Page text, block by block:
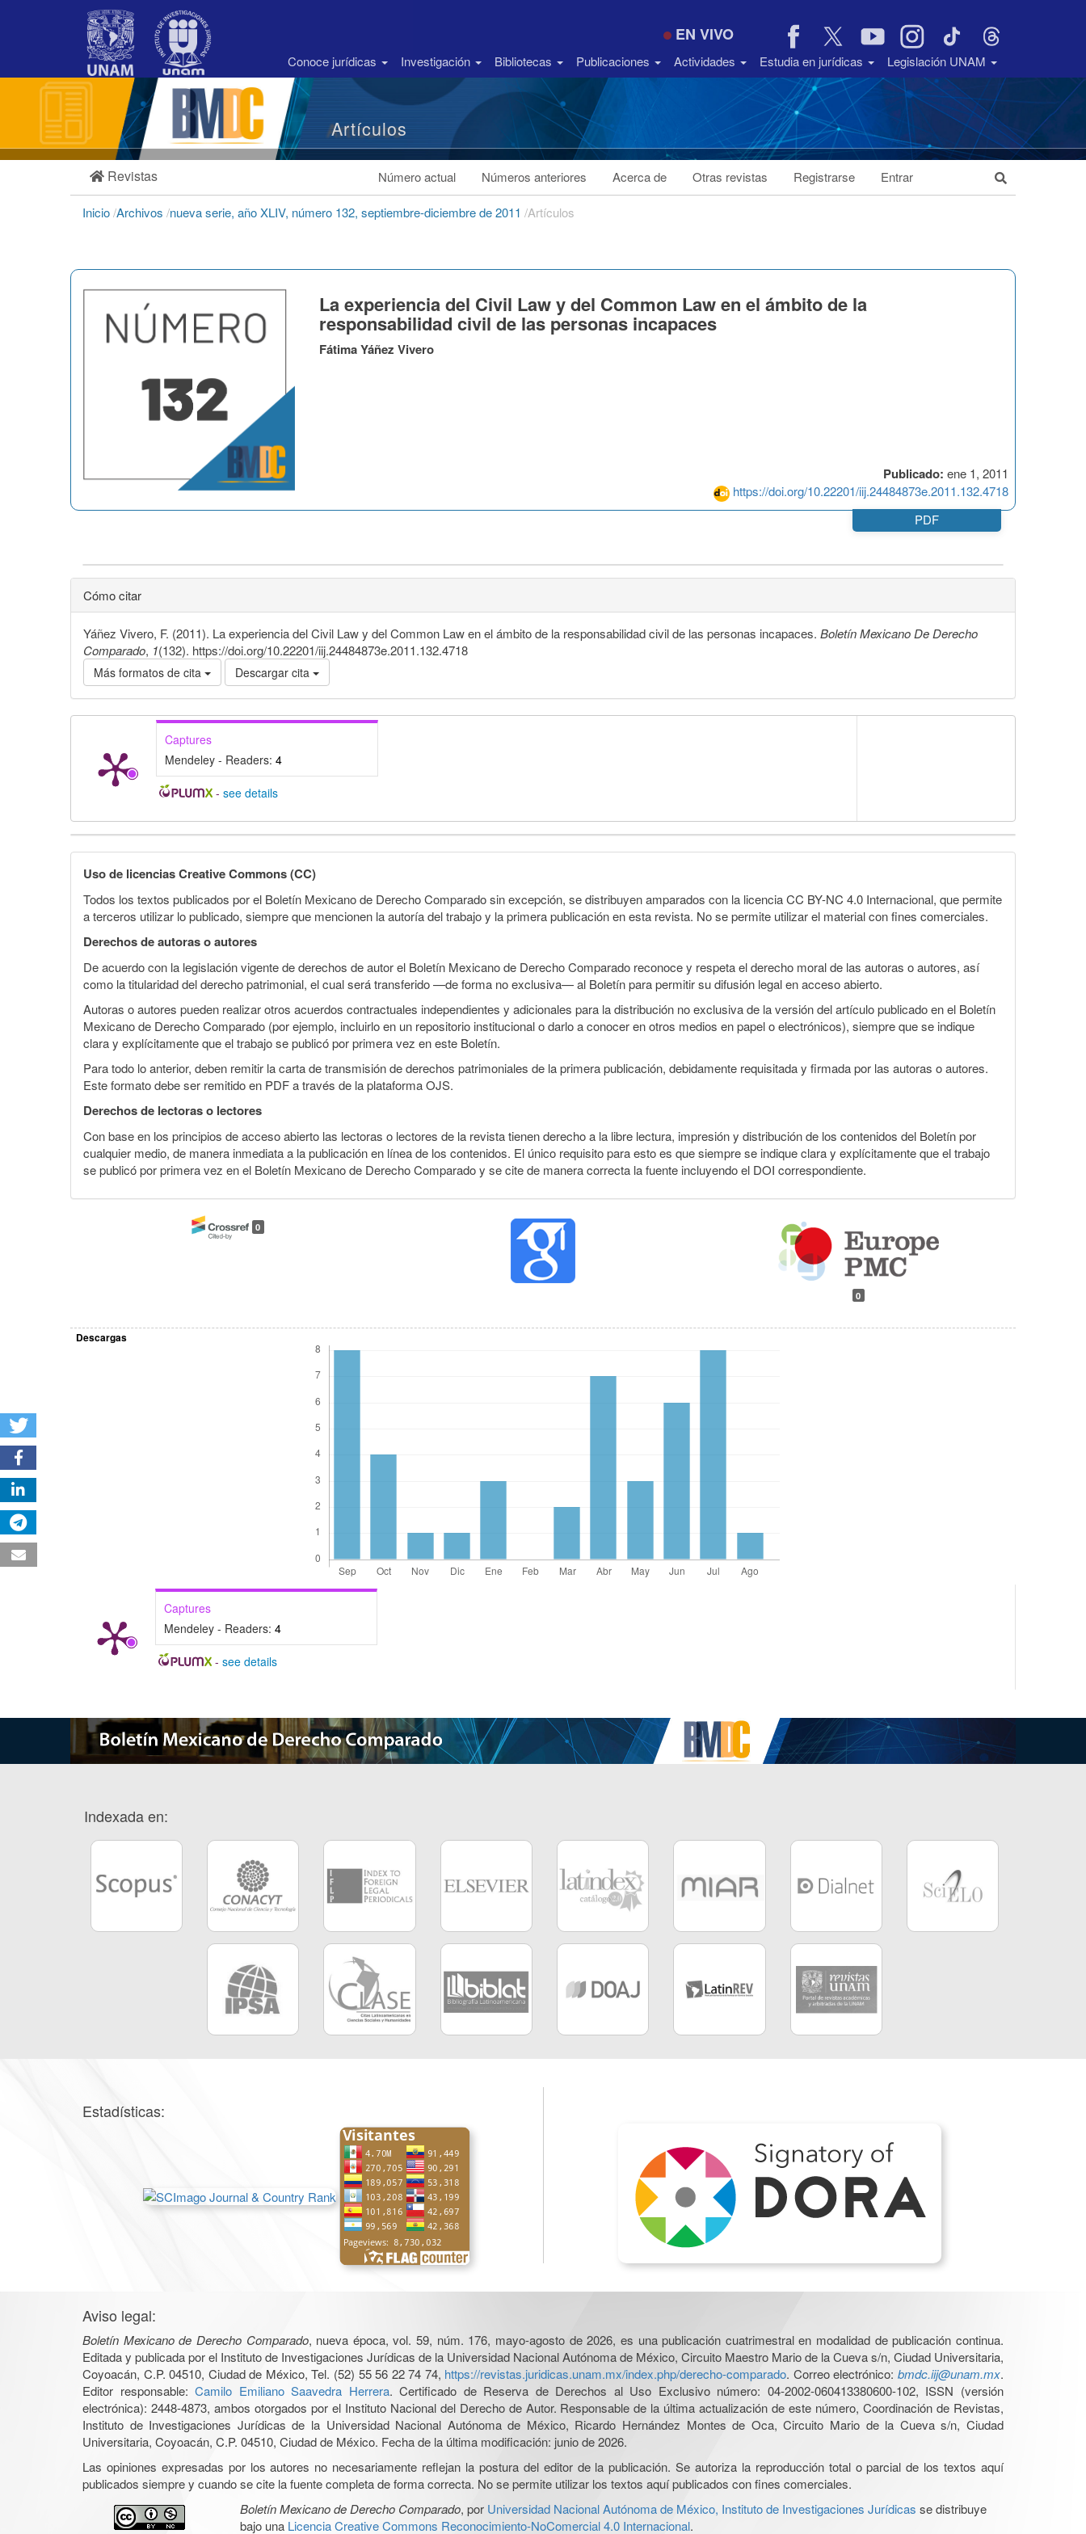
Barra
EN VIVO
Conoce jurídicas Investigación Bibliotecas Publicaciones Actividades Estudia en jurídicas Legislación UNAM
Artículos
Revistas Número actual Números anteriores Acerca de Otras revistas Registrarse Entrar
Inicio/Archivos /nueva serie, año XLIV, número 132, septiembre-diciembre de 2011 /Artículos
Publicado: ene 1, 2011
https://doi.org/10.22201/iij.24484873e.2011.132.4718
La experiencia del Civil Law y del Common Law en el ámbito de la
responsabilidad civil de las personas incapaces
Fátima Yáñez Vivero
PDF
Cómo citar
Yáñez Vivero, F. (2011). La experiencia del Civil Law y del Common Law en el ámbito de la responsabilidad civil de las personas incapaces. Boletín Mexicano De Derecho
Comparado, 1(132). https://doi.org/10.22201/iij.24484873e.2011.132.4718
Más formatos de cita Descargar cita
Captures
Mendeley - Readers: 4
- see details
Detalles
del
artículo
Uso de licencias Creative Commons (CC)
Todos los textos publicados por el Boletín Mexicano de Derecho Comparado sin excepción, se distribuyen amparados con la licencia CC BY-NC 4.0 Internacional, que permite
a terceros utilizar lo publicado, siempre que mencionen la autoría del trabajo y la primera publicación en esta revista. No se permite utilizar el material con fines comerciales.
Derechos de autoras o autores
De acuerdo con la legislación vigente de derechos de autor el Boletín Mexicano de Derecho Comparado reconoce y respeta el derecho moral de las autoras o autores, así
como la titularidad del derecho patrimonial, el cual será transferido —de forma no exclusiva— al Boletín para permitir su difusión legal en acceso abierto.
Autoras o autores pueden realizar otros acuerdos contractuales independientes y adicionales para la distribución no exclusiva de la versión del artículo publicado en el Boletín
Mexicano de Derecho Comparado (por ejemplo, incluirlo en un repositorio institucional o darlo a conocer en otros medios en papel o electrónicos), siempre que se indique
clara y explícitamente que el trabajo se publicó por primera vez en este Boletín.
Para todo lo anterior, deben remitir la carta de transmisión de derechos patrimoniales de la primera publicación, debidamente requisitada y firmada por las autoras o autores.
Este formato debe ser remitido en PDF a través de la plataforma OJS.
Derechos de lectoras o lectores
Con base en los principios de acceso abierto las lectoras o lectores de la revista tienen derecho a la libre lectura, impresión y distribución de los contenidos del Boletín por
cualquier medio, de manera inmediata a la publicación en línea de los contenidos. El único requisito para esto es que siempre se indique clara y explícitamente que el trabajo
se publicó por primera vez en el Boletín Mexicano de Derecho Comparado y se cite de manera correcta la fuente incluyendo el DOI correspondiente.
0
0
Descargas
Captures
Mendeley - Readers: 4
- see details
Indexada en:
Estadísticas:
Aviso legal:
Boletín Mexicano de Derecho Comparado, nueva época, vol. 59, núm. 176, mayo-agosto de 2026, es una publicación cuatrimestral en modalidad de publicación continua.
Editada y publicada por el Instituto de Investigaciones Jurídicas de la Universidad Nacional Autónoma de México, Circuito Maestro Mario de la Cueva s/n, Ciudad Universitaria,
Coyoacán, C.P. 04510, Ciudad de México, Tel. (52) 55 56 22 74 74, https://revistas.juridicas.unam.mx/index.php/derecho-comparado. Correo electrónico: bmdc.iij@unam.mx.
Editor responsable:Camilo Emiliano Saavedra Herrera. Certificado de Reserva de Derechos al Uso Exclusivo número: 04-2002-060413380600-102, ISSN (versión
electrónica): 2448-4873, ambos otorgados por el Instituto Nacional del Derecho de Autor. Responsable de la última actualización de este número, Coordinación de Revistas,
Instituto de Investigaciones Jurídicas de la Universidad Nacional Autónoma de México, Ricardo Hernández Montes de Oca, Circuito Mario de la Cueva s/n, Ciudad
Universitaria, Coyoacán, C.P. 04510, Ciudad de México. Fecha de la última modificación: junio de 2026.
Las opiniones expresadas por los autores no necesariamente reflejan la postura del editor de la publicación. Se autoriza la reproducción total o parcial de los textos aquí
publicados siempre y cuando se cite la fuente completa de forma correcta. No se permite utilizar los textos aquí publicados con fines comerciales.
Boletín Mexicano de Derecho Comparado, por Universidad Nacional Autónoma de México, Instituto de Investigaciones Jurídicas se distribuye
bajo una Licencia Creative Commons Reconocimiento-NoComercial 4.0 Internacional.